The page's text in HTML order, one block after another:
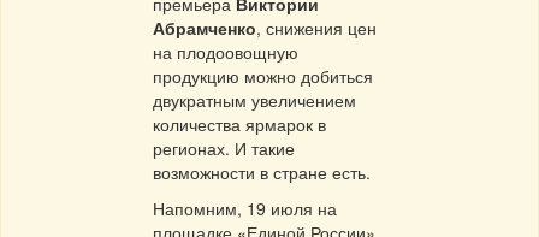
Абрамченко, снижения цен
на плодоовощную
продукцию можно добиться
двукратным увеличением
количества ярмарок в
регионах. И такие
возможности в стране есть.
Напомним, 19 июля на